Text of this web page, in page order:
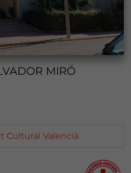
MIRÓ
Cultural Valencià